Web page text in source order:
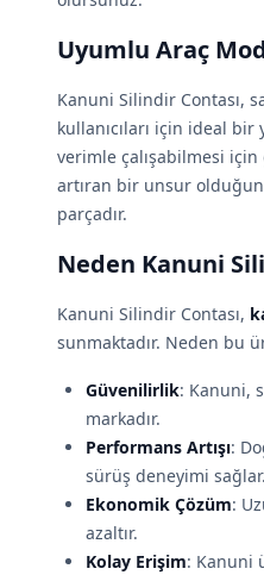
Uyumlu Araç
Kanuni Silindir Contası,
kullanıcıları için ideal bir
verimle çalışabilmesi
artıran bir unsur
parçadır.
Neden Kanuni
Kanuni Silindir Contası,
sunmaktadır. Neden bu
Güvenilirlik: Kanuni,
markadır.
Performans Artışı:
sürüş deneyimi sağlar.
Ekonomik Çözüm:
azaltır.
Kolay Erişim: Kanuni